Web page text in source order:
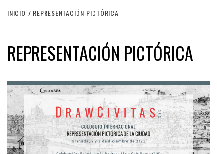
INICIO REPRESENTACIÓN PICTÓRICA
REPRESENTACIÓN PICTÓRICA